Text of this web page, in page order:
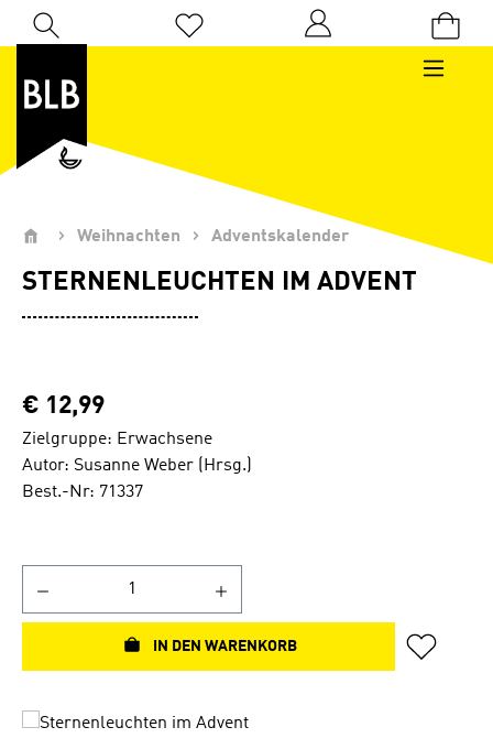
Zum Hauptinhalt springen
Du hast 0 Produkte auf dem Merkzettel
Weihnachten Adventskalender
STERNENLEUCHTEN IM ADVENT
€ 12,99
Zielgruppe: Erwachsene
Autor: Susanne Weber (Hrsg.)
Best.-Nr: 71337
IN DEN WARENKORB
Bildergalerie überspringen